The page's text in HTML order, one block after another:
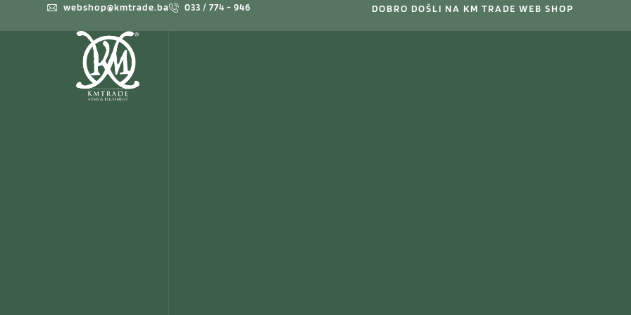
webshop@kmtrade.ba 033 / 774 - 946 DOBRO DOŠLI NA KM TRADE WEB SHOP